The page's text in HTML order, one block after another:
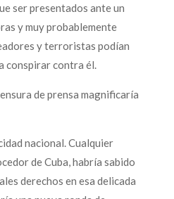
ser presentados ante un
y muy probablemente
y terroristas podían
conspirar contra él.
de prensa magnificaría
nacional. Cualquier
de Cuba, habría sabido
derechos en esa delicada